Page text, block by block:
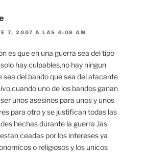
7, 2007 A LAS 4:08 AM
es que en una guerra sea del tipo
hay culpables,no hay ningun
sea del bando que sea del atacante
uno de los bandos ganan
unos asesinos para unos y unos
para otro y se justifican todas las
hechas durante la guerra ,las
ceadas por los intereses ya
o religiosos y los unicos